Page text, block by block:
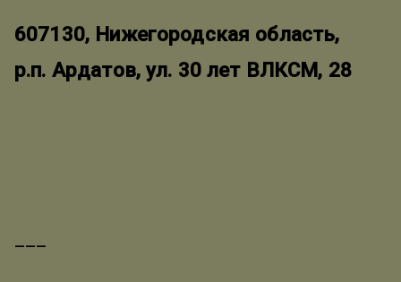
607130, Нижегородская область,
р.п. Ардатов, ул. 30 лет ВЛКСМ, 28